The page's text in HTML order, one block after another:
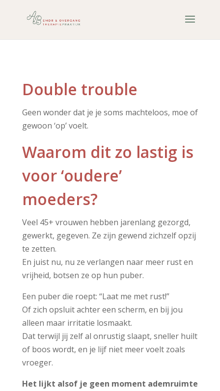
Double trouble
Geen wonder dat je je soms machteloos, moe of
gewoon ‘op’ voelt.
Waarom dit zo lastig is
voor ‘oudere’
moeders?
Veel 45+ vrouwen hebben jarenlang gezorgd,
gewerkt, gegeven. Ze zijn gewend zichzelf opzij
te zetten.
En juist nu, nu ze verlangen naar meer rust en
vrijheid, botsen ze op hun puber.
Een puber die roept: “Laat me met rust!”
Of zich opsluit achter een scherm, en bij jou
alleen maar irritatie losmaakt.
Dat terwijl jij zelf al onrustig slaapt, sneller huilt
of boos wordt, en je lijf niet meer voelt zoals
vroeger.
Het lijkt alsof je geen moment ademruimte